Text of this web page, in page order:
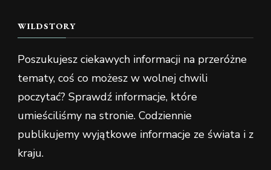
WILDSTORY
Poszukujesz ciekawych informacji na przeróżne
tematy, coś co możesz w wolnej chwili
poczytać? Sprawdź informacje, które
umieściliśmy na stronie. Codziennie
publikujemy wyjątkowe informacje ze świata i z
kraju.